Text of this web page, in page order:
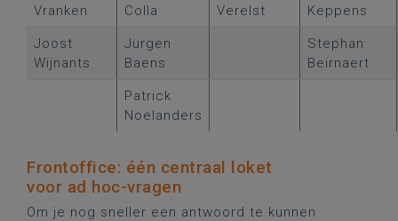
Vranken
Colla
Verelst
Keppens
Joost
Wijnants
Jurgen
Baens
Stephan
Beirnaert
Patrick
Noelanders
Frontoffice: één centraal loket
voor ad hoc-vragen
Om je nog sneller een antwoord te kunnen